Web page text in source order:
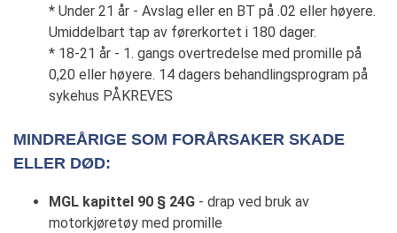
* Under 21 år - Avslag eller en BT på .02 eller høyere.
Umiddelbart tap av førerkortet i 180 dager.
* 18-21 år - 1. gangs overtredelse med promille på
0,20 eller høyere. 14 dagers behandlingsprogram på
sykehus PÅKREVES
MINDREÅRIGE SOM FORÅRSAKER SKADE
ELLER DØD:
MGL kapittel 90 § 24G - drap ved bruk av
motorkjøretøy med promille